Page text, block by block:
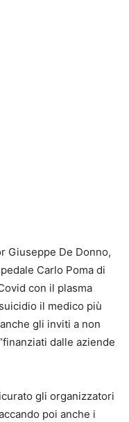
Giuseppe De Donno,
Carlo Poma di
con il plasma
il medico più
gli inviti a non
dalle aziende
gli organizzatori
poi anche i